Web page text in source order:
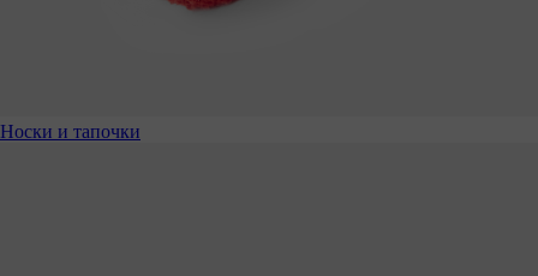
Носки и тапочки